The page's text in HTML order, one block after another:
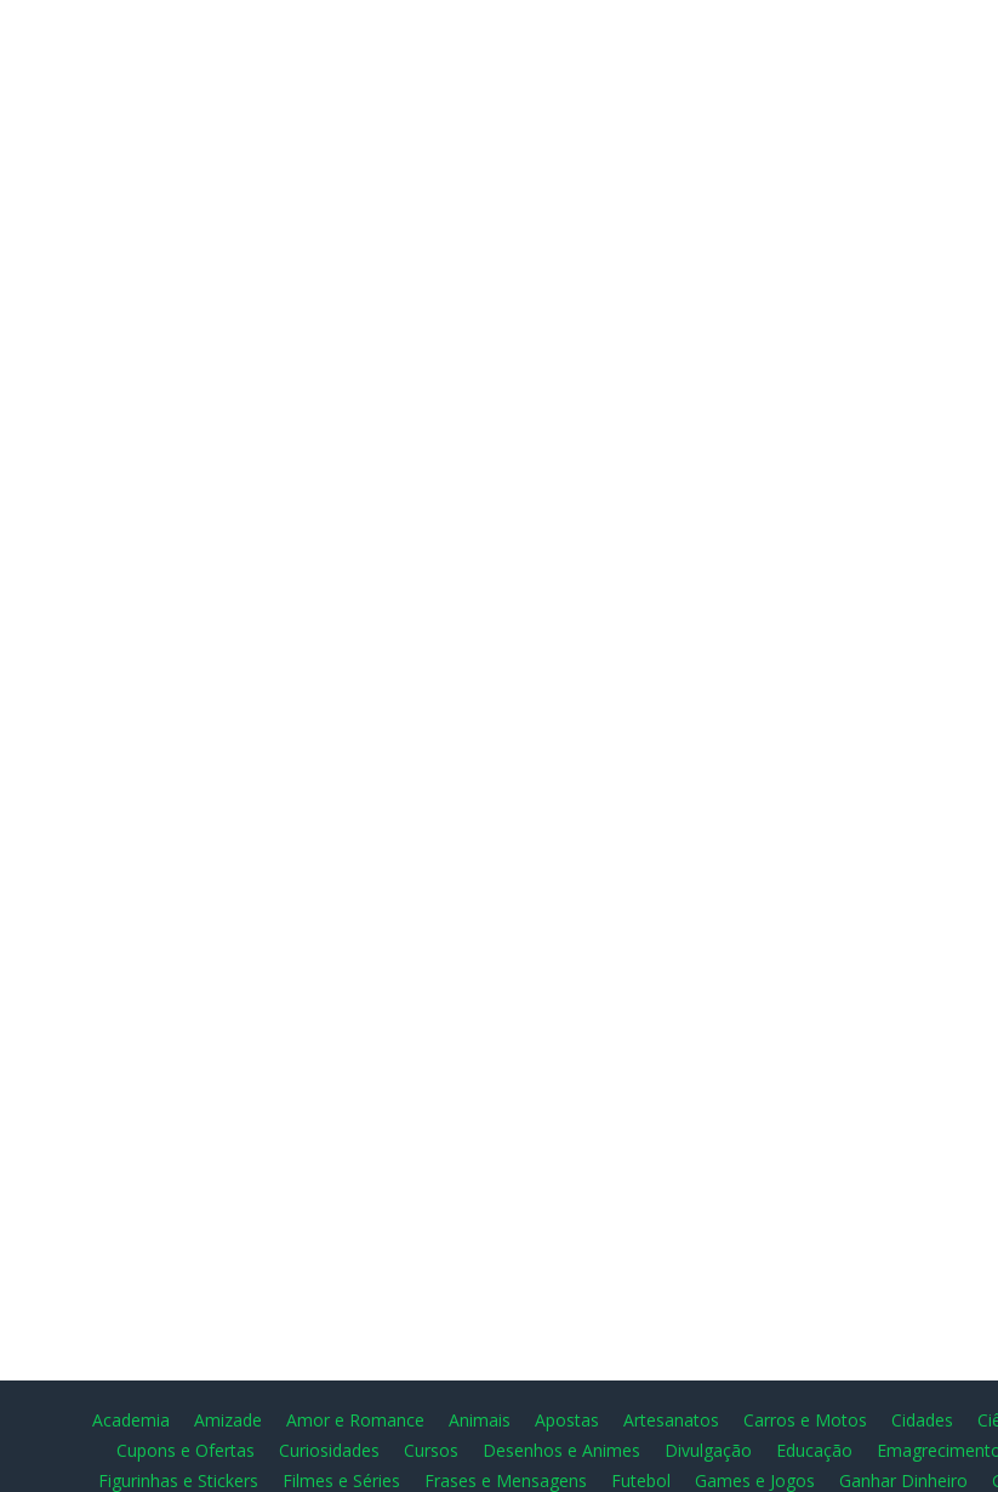
Academia Amizade Amor e Romance Animais Apostas Artesanatos Carros e Motos Cidades
Cupons e Ofertas
Curiosidades Cursos Desenhos e Animes Divulgação Educação
Figurinhas e Stickers
Filmes e Séries Frases e Mensagens Futebol Games e Jogos Ganhar Dinheiro